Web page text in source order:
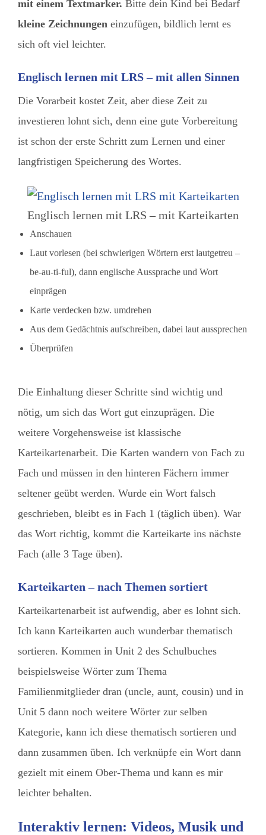
mit einem Textmarker. Bitte dein Kind bei Bedarf
kleine Zeichnungen einzufügen, bildlich lernt es
sich oft viel leichter.
Englisch lernen mit LRS – mit allen Sinnen
Die Vorarbeit kostet Zeit, aber diese Zeit zu
investieren lohnt sich, denn eine gute Vorbereitung
ist schon der erste Schritt zum Lernen und einer
langfristigen Speicherung des Wortes.
Englisch lernen mit LRS – mit Karteikarten
Anschauen
Laut vorlesen (bei schwierigen Wörtern erst lautgetreu –
be-au-ti-ful), dann englische Aussprache und Wort
einprägen
Karte verdecken bzw. umdrehen
Aus dem Gedächtnis aufschreiben, dabei laut aussprechen
Überprüfen
Die Einhaltung dieser Schritte sind wichtig und
nötig, um sich das Wort gut einzuprägen. Die
weitere Vorgehensweise ist klassische
Karteikartenarbeit. Die Karten wandern von Fach zu
Fach und müssen in den hinteren Fächern immer
seltener geübt werden. Wurde ein Wort falsch
geschrieben, bleibt es in Fach 1 (täglich üben). War
das Wort richtig, kommt die Karteikarte ins nächste
Fach (alle 3 Tage üben).
Karteikarten – nach Themen sortiert
Karteikartenarbeit ist aufwendig, aber es lohnt sich.
Ich kann Karteikarten auch wunderbar thematisch
sortieren. Kommen in Unit 2 des Schulbuches
beispielsweise Wörter zum Thema
Familienmitglieder dran (uncle, aunt, cousin) und in
Unit 5 dann noch weitere Wörter zur selben
Kategorie, kann ich diese thematisch sortieren und
dann zusammen üben. Ich verknüpfe ein Wort dann
gezielt mit einem Ober-Thema und kann es mir
leichter behalten.
Interaktiv lernen: Videos, Musik und